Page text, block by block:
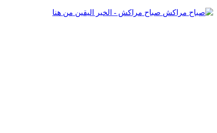
صباح مراكش - الخبر اليقين من هنا